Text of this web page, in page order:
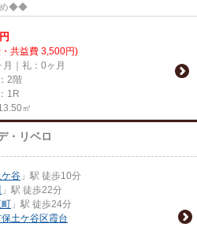
め◆◆
円
共益費 3,500円)
月｜礼：0ヶ月
2階
1R
㎡
・リベロ
谷 」駅 徒歩10分
」駅 徒歩22分
町 」駅 徒歩24分
土ケ谷区霞台